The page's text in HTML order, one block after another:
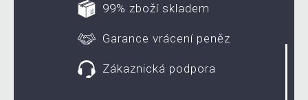
99% zboží skladem
Garance vrácení peněz
Zákaznická podpora